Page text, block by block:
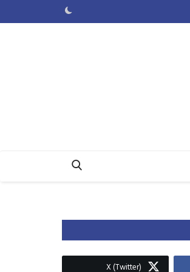
X (Twitter)